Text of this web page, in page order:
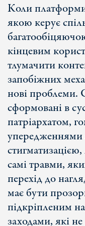
Коли
якою керує
кінцевим
тлумачити
запобіжних
нові проблеми.
сформовані в
патріархатом,
самі травми,
перехід до
має бути
підкріпленим
заходами, які